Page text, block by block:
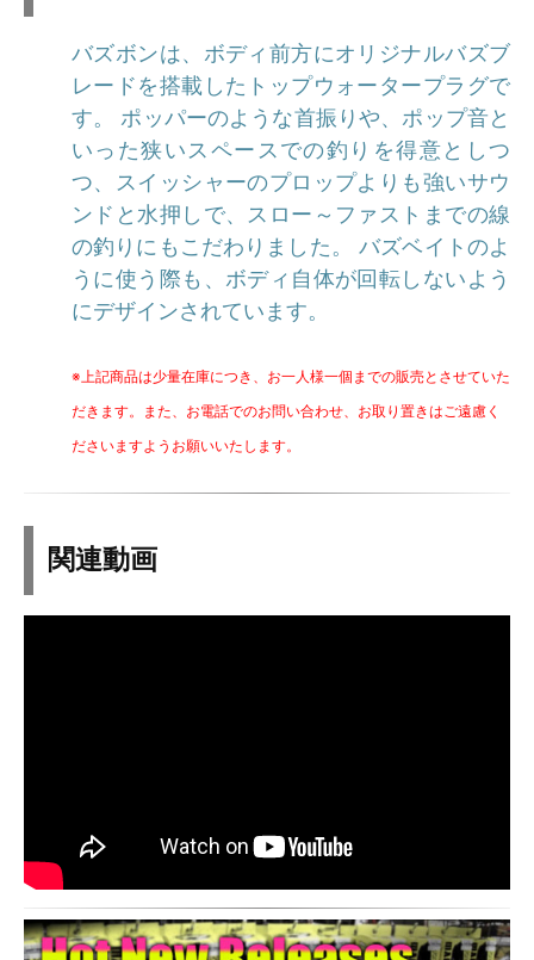
バズボンは、ボディ前方にオリジナルバズブ
レードを搭載したトップウォータープラグで
す。 ポッパーのような首振りや、ポップ音と
いった狭いスペースでの釣りを得意としつ
つ、スイッシャーのプロップよりも強いサウ
ンドと水押しで、スロー～ファストまでの線
の釣りにもこだわりました。 バズベイトのよ
うに使う際も、ボディ自体が回転しないよう
にデザインされています。
※上記商品は少量在庫につき、お一人様一個までの販売とさせていた
だきます。また、お電話でのお問い合わせ、お取り置きはご遠慮く
ださいますようお願いいたします。
関連動画